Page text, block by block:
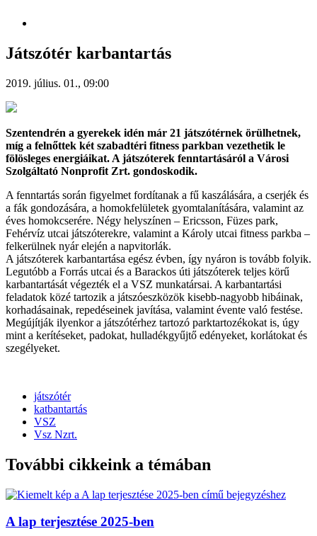
Játszótér karbantartás
2019. július. 01., 09:00
Szentendrén a gyerekek idén már 21 játszótérnek örülhetnek,
míg a felnőttek két szabadtéri fitness parkban vezethetik le
fölösleges energiáikat. A játszóterek fenntartásáról a Városi
Szolgáltató Nonprofit Zrt. gondoskodik.
A fenntartás során figyelmet fordítanak a fű kaszálására, a cserjék és
a fák gondozására, a homokfelületek gyomtalanítására, valamint az
éves homokcserére. Négy helyszínen – Ericsson, Füzes park,
Fehérvíz utcai játszóterekre, valamint a Károly utcai fitness parkba –
felkerülnek nyár elején a napvitorlák.
A játszóterek karbantartása egész évben, így nyáron is tovább folyik.
Legutóbb a Forrás utcai és a Barackos úti játszóterek teljes körű
karbantartását végezték el a VSZ munkatársai. A karbantartási
feladatok közé tartozik a játszóeszközök kisebb-nagyobb hibáinak,
korhadásainak, repedéseinek javítása, valamint évente való festése.
Megújítják ilyenkor a játszótérhez tartozó parktartozékokat is, úgy
mint a kerítéseket, padokat, hulladékgyűjtő edényeket, korlátokat és
szegélyeket.
játszótér
katbantartás
VSZ
Vsz Nzrt.
További cikkeink a témában
A lap terjesztése 2025-ben